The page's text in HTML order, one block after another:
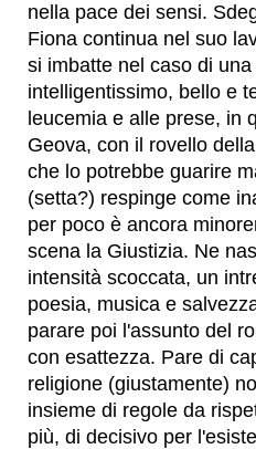
nella pace dei sensi.
Fiona continua nel suo
si imbatte nel caso di
intelligentissimo, bello e
leucemia e alle prese, in
Geova, con il rovello
che lo potrebbe guarire
(setta?) respinge come
per poco è ancora
scena la Giustizia. Ne
intensità scoccata, un
poesia, musica e
parare poi l'assunto del
con esattezza. Pare di
religione (giustamente)
insieme di regole da
più, di decisivo per